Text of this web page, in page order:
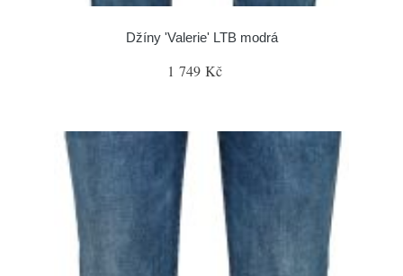
Džíny 'Valerie' LTB modrá
1 749 Kč